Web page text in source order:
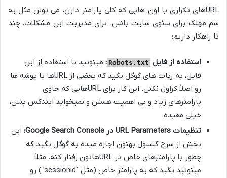
URLهای تکراری یا اون هایی که کلی پارامتر دارن، می تونن مثل یه
سم مهلک برای سئوی سایت باشن. برای مدیریت این مشکلات، چند
تا راهکار داریم:
استفاده از فایل Robots.txt
: میتونید با استفاده از این
فایل، به ربات های گوگل بگید که بعضی از URLها یا پوشه ها
رو اصلاً کراول نکنن. این کار برای URLهایی که حاوی
پارامترهای زیاد و بی اهمیت هستن و نمیخواید ایندکس بشن،
خیلی مفیده.
تنظیمات URL Parameters در Google Search Console:
این
بخش از سرچ کنسول بهتون اجازه میده به گوگل بگید که
چطور با پارامترهای خاص در URLهاتون رفتار کنه. مثلاً
میتونید بگید که یه پارامتر خاص (مثل `sessionid`) رو